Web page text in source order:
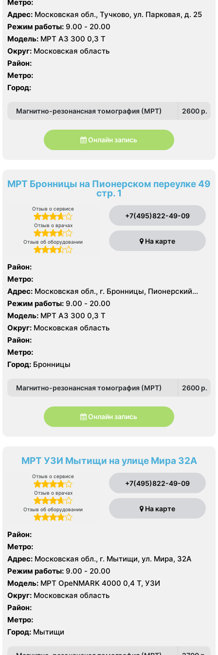
Метро:
Адрес: Московская обл., Тучково, ул. Парковая, д. 25
Режим работы: 9.00 - 20.00
Модель: МРТ АЗ 300 0,3 Т
Округ: Московская область
Район:
Метро:
Город:
Магнитно-резонансная томография (МРТ) 2600 p.
Онлайн запись
МРТ Бронницы на Пионерском переулке 49
стр. 1
Отзыв о сервисе
Отзыв о врачах
Отзыв об оборудовании
+7(495)822-49-09
На карте
Район:
Метро:
Адрес: Московская обл., г. Бронницы, Пионерский
пер., 49, стр. 1
Режим работы: 9.00 - 20.00
Модель: МРТ АЗ 300 0,3 Т
Округ: Московская область
Район:
Метро:
Город: Бронницы
Магнитно-резонансная томография (МРТ) 2600 p.
Онлайн запись
МРТ УЗИ Мытищи на улице Мира 32А
Отзыв о сервисе
Отзыв о врачах
Отзыв об оборудовании
+7(495)822-49-09
На карте
Район:
Метро:
Адрес: Московская обл., г. Мытищи, ул. Мира, 32А
Режим работы: 9.00 - 20.00
Модель: МРТ OpeNMARK 4000 0,4 Т, УЗИ
Округ: Московская область
Район:
Метро:
Город: Мытищи